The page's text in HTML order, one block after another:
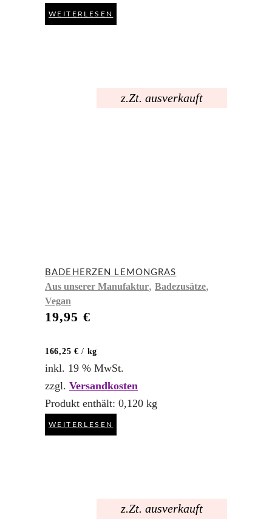
WEITERLESEN
z.Zt. ausverkauft
BADEHERZEN LEMONGRAS
Aus unserer Manufaktur, Badezusätze,
Vegan
19,95 €
166,25 € / kg
inkl. 19 % MwSt.
zzgl. Versandkosten
Produkt enthält: 0,120 kg
WEITERLESEN
z.Zt. ausverkauft